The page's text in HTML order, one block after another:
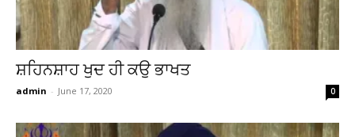
ਸ਼ਹਿਨਸ਼ਾਹ ਖੁਦ ਹੀ ਕਉ ਭਾਖਤ
admin - June 17, 2020 0